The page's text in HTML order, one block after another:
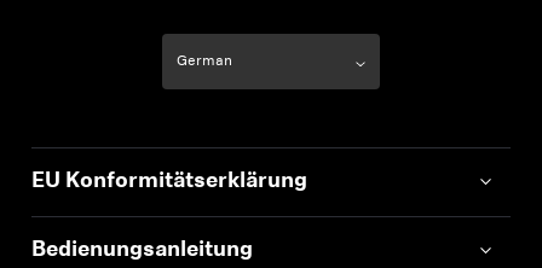
EU Konformitätserklärung
Bedienungsanleitung